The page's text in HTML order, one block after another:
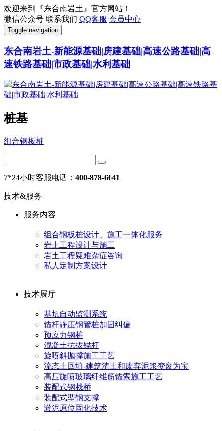
欢迎来到『东合南岩土』官方网站！
微信公众号 联系我们 QQ客服 会员中心
Toggle navigation
东合南岩土-新能源基础|房建基础|高速公路基础|高
速铁路基础|市政基础|水利基础
桩基
组合钢板桩
7*24小时客服电话： 400-878-6641
技术&服务
服务内容
组合钢板桩设计、施工一体化服务
岩土工程设计与施工
岩土工程疑难杂症咨询
私人定制方案设计
技术展厅
基坑自动监测系统
锚杆静压钢管桩加固纠偏
预应力钢桩
混凝土抗拔锚杆
旋喷斜抛撑施工工艺
流态土回填-建筑渣土和废弃泥浆变废为宝
高压旋喷玻璃纤维筋锚索施工工艺
装配式钢栈桥
装配式型钢支撑
淤泥原位固化技术